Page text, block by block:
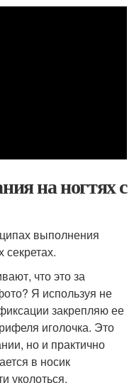
на ногтях с
выполнения
секретах.
что это за
Я используя не
закрепляю ее
иголочка. Это
но и практично
в носик
уколоться.